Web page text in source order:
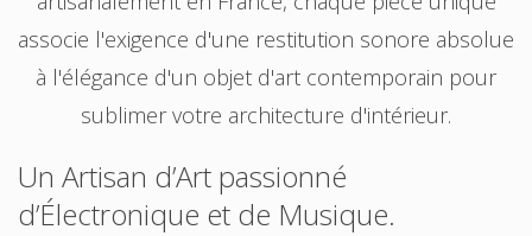
associe l'exigence d'une restitution sonore absolue
à l'élégance d'un objet d'art contemporain pour
sublimer votre architecture d'intérieur.
Un Artisan d’Art passionné
d’Électronique et de Musique.